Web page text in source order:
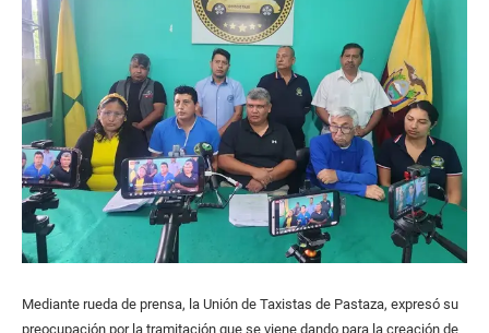
Mediante rueda de prensa, la Unión de Taxistas de Pastaza, expresó su
preocupación por la tramitación que se viene dando para la creación de